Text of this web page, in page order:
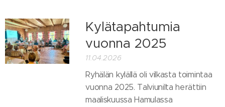
Kylätapahtumia
vuonna 2025
11.04.2026
Ryhälän kylällä oli vilkasta toimintaa
vuonna 2025. Talviunilta herättiin
maaliskuussa Hamulassa